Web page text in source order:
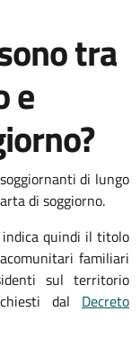
tra
e
di lungo
di soggiorno.
quindi il titolo
familiari
sul territorio
dal Decreto